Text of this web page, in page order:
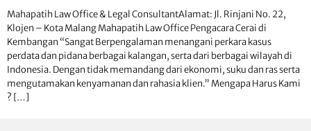
Mahapatih Law Office & Legal ConsultantAlamat: Jl. Rinjani No. 22,
Klojen – Kota Malang Mahapatih Law Office Pengacara Cerai di
Kembangan “Sangat Berpengalaman menangani perkara kasus
perdata dan pidana berbagai kalangan, serta dari berbagai wilayah di
Indonesia. Dengan tidak memandang dari ekonomi, suku dan ras serta
mengutamakan kenyamanan dan rahasia klien.” Mengapa Harus Kami
? […]